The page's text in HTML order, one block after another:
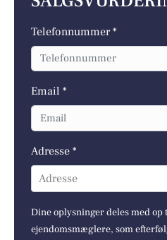
Telefonnummer *
Email *
Adresse *
Adresse
Dine oplysninger deles med op
ejendomsmæglere, som